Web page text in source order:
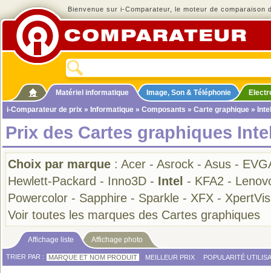
Bienvenue sur i-Comparateur, le moteur de comparaison
Matériel informatique Image, Son & Téléphonie
i-Comparateur de prix » Informatique » Composants » Carte graphique » Intel
Prix des Cartes graphiques
Choix par marque : Acer - Asrock - Asus -
Hewlett-Packard - Inno3D - Intel - KFA2 -
Powercolor - Sapphire - Sparkle - XFX -
Voir toutes les marques des Cartes graphiques
Affichage liste Affichage photo
TRIER PAR : MARQUE ET NOM PRODUIT MEILLEUR PRIX POPULARITÉ